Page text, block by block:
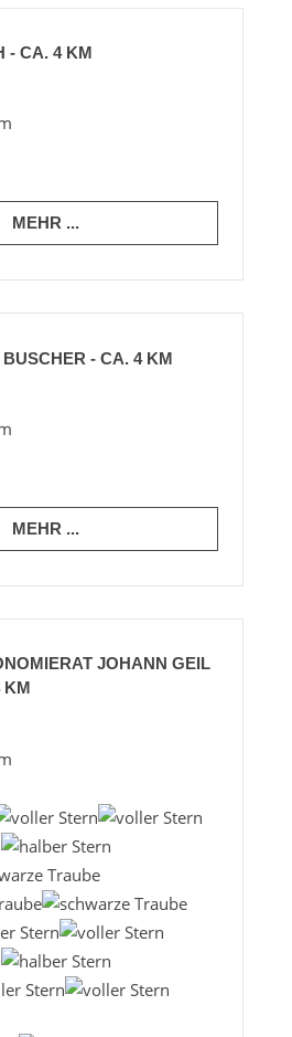
- CA. 4 KM
MEHR ...
- CA. 4 KM
MEHR ...
JOHANN GEIL
KM